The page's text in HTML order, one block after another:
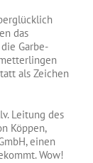
das
Garbe-
als Zeichen
Leitung des
Köppen,
einen
Wow!